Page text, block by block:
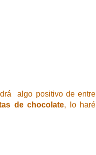
algo positivo de entre
de chocolate, lo haré